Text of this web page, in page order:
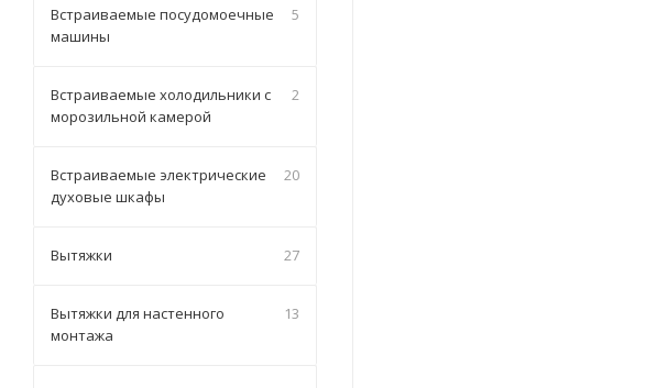
Встраиваемые посудомоечные
машины
5
Встраиваемые холодильники с
морозильной камерой
2
Встраиваемые электрические
духовые шкафы
20
Вытяжки 27
Вытяжки для настенного
монтажа
13